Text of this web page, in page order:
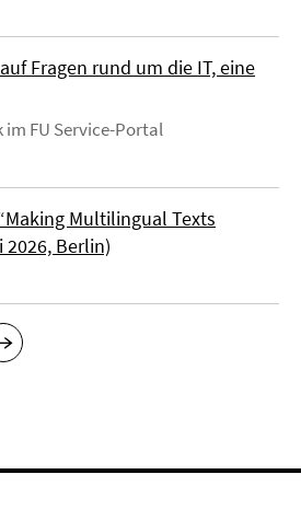
Fragen rund um die IT, eine
im FU Service-Portal
Multilingual Texts
2026, Berlin)